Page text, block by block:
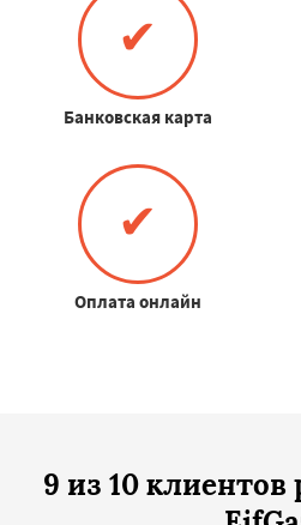
✔
Банковская карта
✔
Оплата онлайн
9 из 10